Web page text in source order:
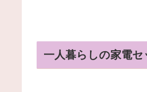
一人暮らしの家電